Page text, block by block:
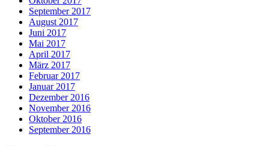
September 2017
August 2017
Juni 2017
Mai 2017
April 2017
März 2017
Februar 2017
Januar 2017
Dezember 2016
November 2016
Oktober 2016
September 2016